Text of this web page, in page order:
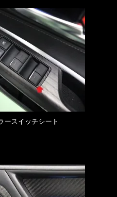
スイッチシート